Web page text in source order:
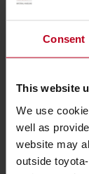
Consent
This website
We use
well as
website may
outside
siège
Deux
niveaux
de
chaleur: